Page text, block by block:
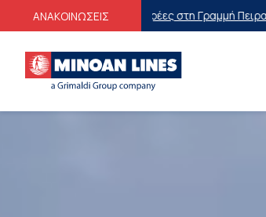
ΑΝΑΚΟΙΝΩΣΕΙΣ
στη Γραμμή Πειραιάς-Μήλος-Πειραιάς